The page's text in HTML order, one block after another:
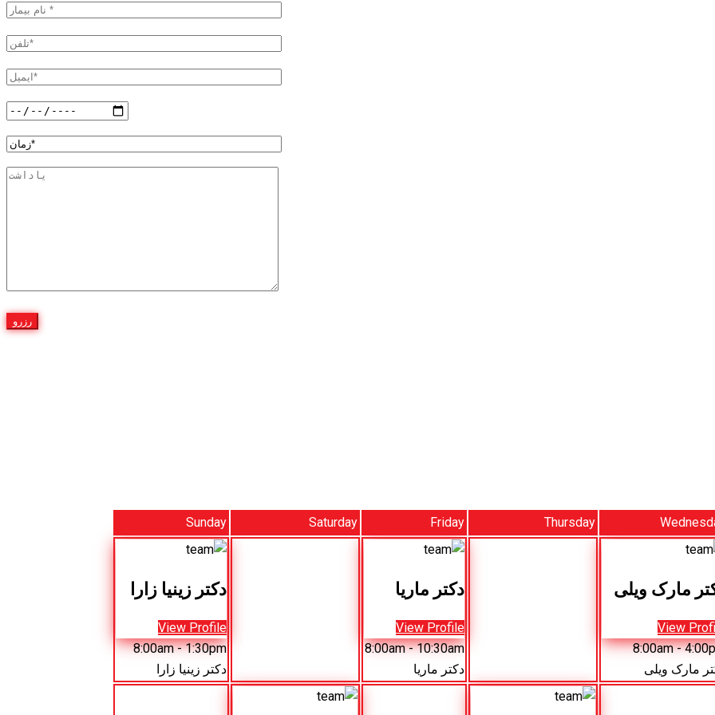
Thursday
Friday
Saturday
Sunday
مارک ویلی
View
8:00am -
مارک ویلی
دکتر ماریا
View Profile
8:00am - 10:30am
دکتر ماریا
دکتر زینیا زارا
View Profile
8:00am - 1:30pm
دکتر زینیا زارا